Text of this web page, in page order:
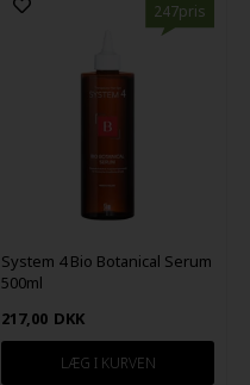
247pris
System 4 Bio Botanical Serum
500ml
217,00 DKK